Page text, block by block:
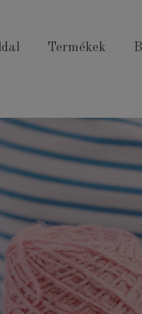
Termékek